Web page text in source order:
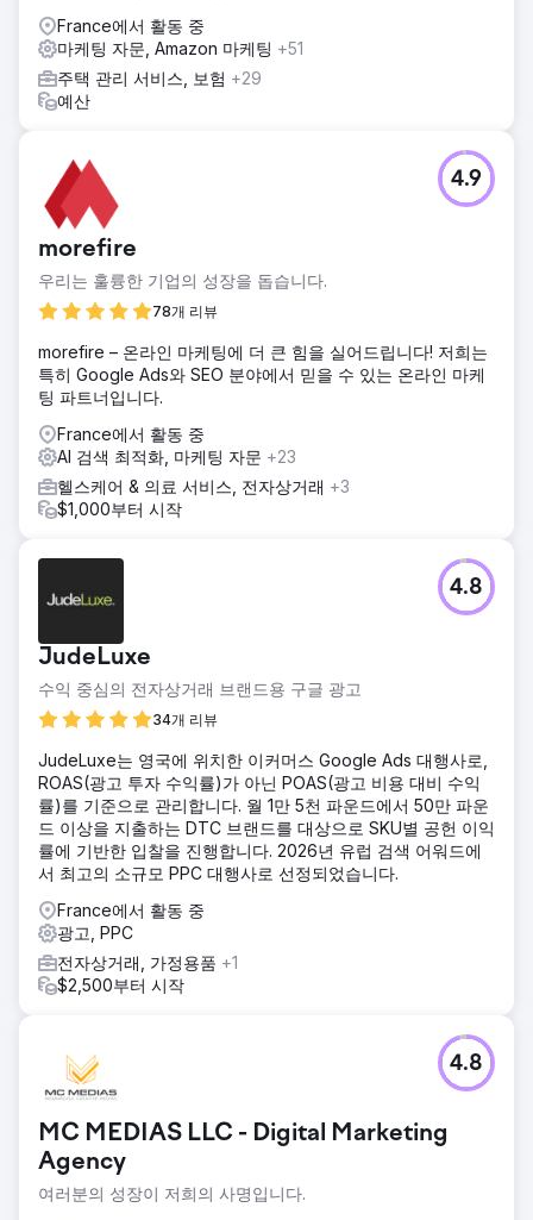
France에서 활동 중
마케팅 자문, Amazon 마케팅 +51
주택 관리 서비스, 보험 +29
예산
morefire
우리는 훌륭한 기업의 성장을 돕습니다.
78개 리뷰
4.9
morefire – 온라인 마케팅에 더 큰 힘을 실어드립니다! 저희는
특히 Google Ads와 SEO 분야에서 믿을 수 있는 온라인 마케
팅 파트너입니다.
France에서 활동 중
AI 검색 최적화, 마케팅 자문 +23
헬스케어 & 의료 서비스, 전자상거래 +3
$1,000부터 시작
JudeLuxe
수익 중심의 전자상거래 브랜드용 구글 광고
34개 리뷰
4.8
JudeLuxe는 영국에 위치한 이커머스 Google Ads 대행사로,
ROAS(광고 투자 수익률)가 아닌 POAS(광고 비용 대비 수익
률)를 기준으로 관리합니다. 월 1만 5천 파운드에서 50만 파운
드 이상을 지출하는 DTC 브랜드를 대상으로 SKU별 공헌 이익
률에 기반한 입찰을 진행합니다. 2026년 유럽 검색 어워드에
서 최고의 소규모 PPC 대행사로 선정되었습니다.
France에서 활동 중
광고, PPC
전자상거래, 가정용품 +1
$2,500부터 시작
MC MEDIAS LLC - Digital Marketing
Agency
여러분의 성장이 저희의 사명입니다.
4.8